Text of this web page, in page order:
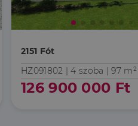
2151 Fót
HZ091802 |4 szoba | 97 m²
126 900 000 Ft